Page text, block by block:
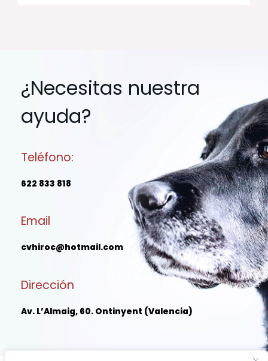
¿Necesitas nuestra
ayuda?
Teléfono:
622 833 818
Email
cvhiroc@hotmail.com
Dirección
Av. L’Almaig, 60. Ontinyent (Valencia)